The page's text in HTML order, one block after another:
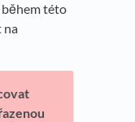
během této
na